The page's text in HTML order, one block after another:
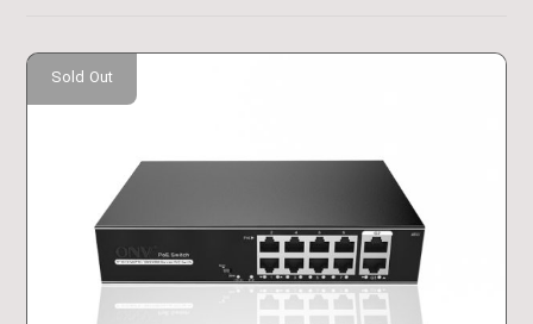
Sold Out